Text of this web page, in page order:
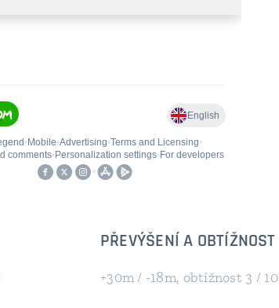
PŘEVÝŠENÍ A OBTÍŽNOST
+30m / -18m, obtížnost 3 / 10